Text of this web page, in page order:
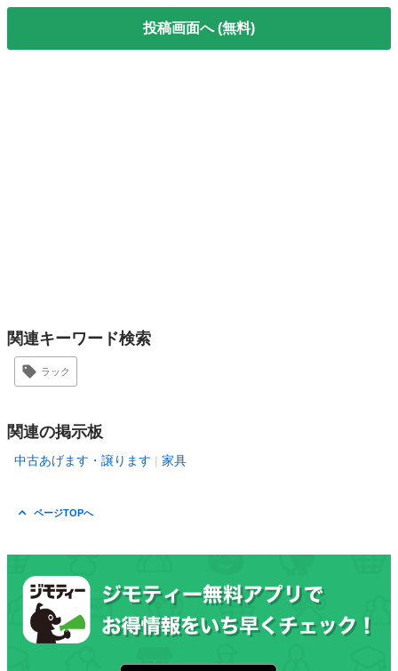
投稿画面へ (無料)
関連キーワード検索
ラック
関連の掲示板
中古あげます・譲ります 家具
ページTOPへ